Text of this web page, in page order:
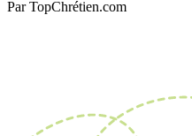
Par TopChrétien.com